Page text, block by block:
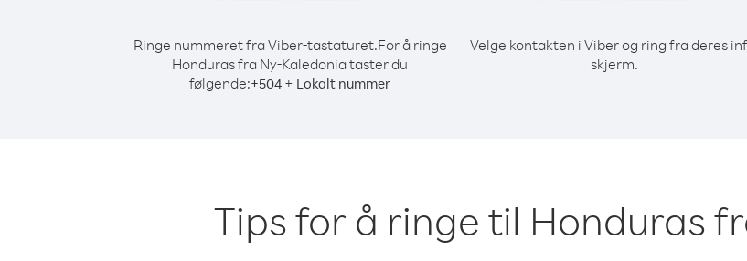
Ringe nummeret fra Viber-tastaturet.For å ringe
Honduras fra Ny-Kaledonia taster du
følgende:+504 + Lokalt nummer
Velge kontakten i Viber og ring fra deres
skjerm.
Tips for å ringe til Honduras